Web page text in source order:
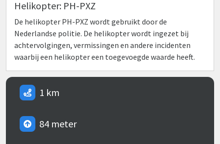
Helikopter: PH-PXZ
De helikopter PH-PXZ wordt gebruikt door de
Nederlandse politie. De helikopter wordt ingezet bij
achtervolgingen, vermissingen en andere incidenten
waarbij een helikopter een toegevoegde waarde heeft.
1 km
84 meter